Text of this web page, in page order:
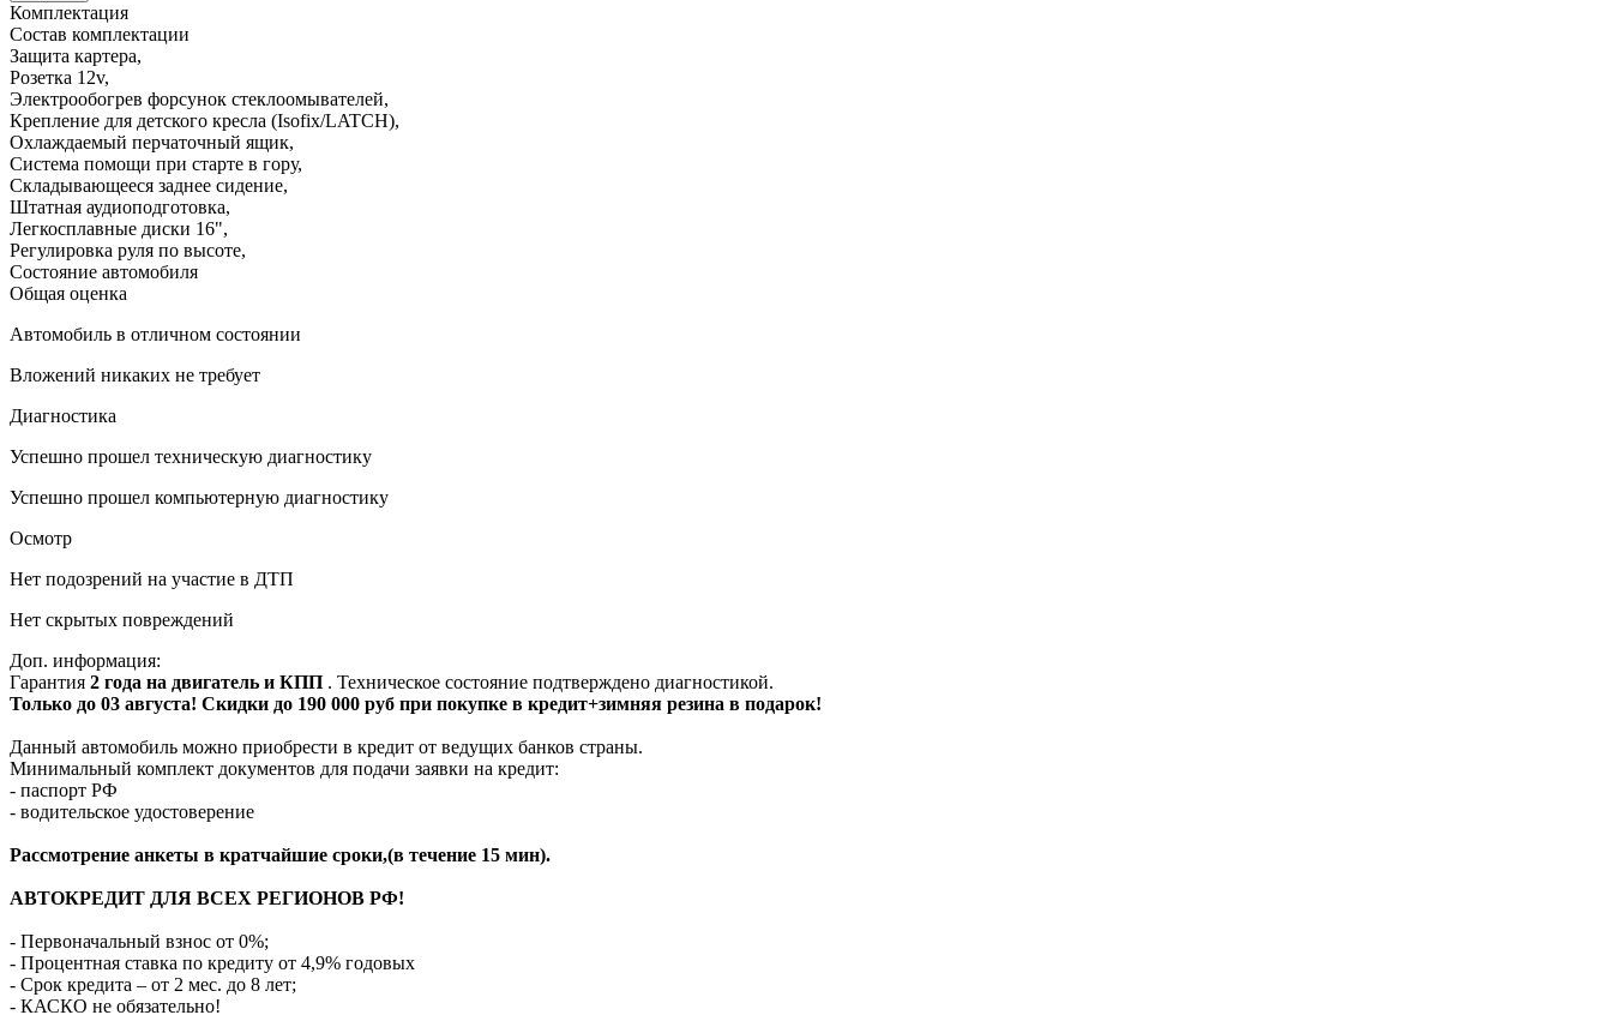
Комплектация
Состав комплектации
Защита картера,
Розетка 12v,
Электрообогрев форсунок стеклоомывателей,
Крепление для детского кресла (Isofix/LATCH),
Охлаждаемый перчаточный ящик,
Система помощи при старте в гору,
Складывающееся заднее сидение,
Штатная аудиоподготовка,
Легкосплавные диски 16",
Регулировка руля по высоте,
Состояние автомобиля
Общая оценка
Автомобиль в отличном состоянии
Вложений никаких не требует
Диагностика
Успешно прошел техническую диагностику
Успешно прошел компьютерную диагностику
Осмотр
Нет подозрений на участие в ДТП
Нет скрытых повреждений
Доп. информация:
Гарантия 2 года на двигатель и КПП . Техническое состояние подтверждено диагностикой.
Только до 03 августа! Скидки до 190 000 руб при покупке в кредит+зимняя резина в подарок!
Данный автомобиль можно приобрести в кредит от ведущих банков страны.
Минимальный комплект документов для подачи заявки на кредит:
- паспорт РФ
- водительское удостоверение
Рассмотрение анкеты в кратчайшие сроки,(в течение 15 мин).
АВТОКРЕДИТ ДЛЯ ВСЕХ РЕГИОНОВ РФ!
- Первоначальный взнос от 0%;
- Процентная ставка по кредиту от 4,9% годовых
- Срок кредита – от 2 мес. до 8 лет;
- КАСКО не обязательно!